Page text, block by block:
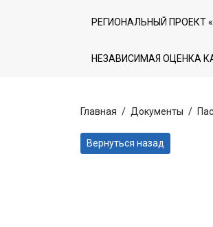
РЕГИОНАЛЬНЫЙ ПРОЕКТ
НЕЗАВИСИМАЯ ОЦЕНКА
Главная / Документы /
Вернуться назад